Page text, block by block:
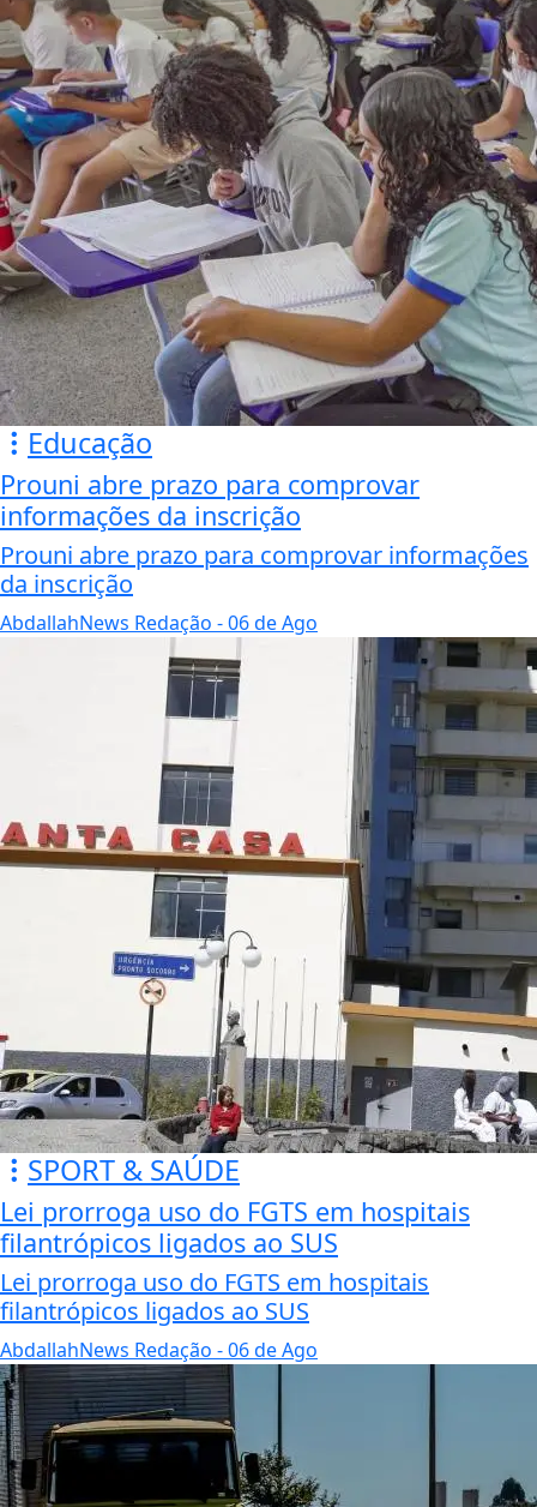
Educação
Prouni abre prazo para comprovar
informações da inscrição
Prouni abre prazo para comprovar informações
da inscrição
AbdallahNews Redação - 06 de Ago
SPORT & SAÚDE
Lei prorroga uso do FGTS em hospitais
filantrópicos ligados ao SUS
Lei prorroga uso do FGTS em hospitais
filantrópicos ligados ao SUS
AbdallahNews Redação - 06 de Ago